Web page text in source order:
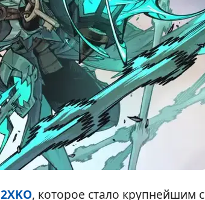
2XKO, которое стало крупнейшим с